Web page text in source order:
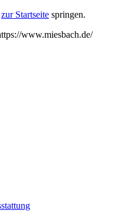
zur Startseite springen.
www.miesbach.de/